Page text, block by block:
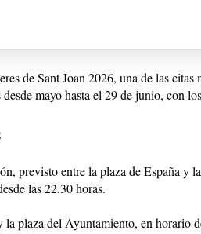
de Sant Joan 2026, una de las
mayo hasta el 29 de junio, con
previsto entre la plaza de España
las 22.30 horas.
plaza del Ayuntamiento, en horario